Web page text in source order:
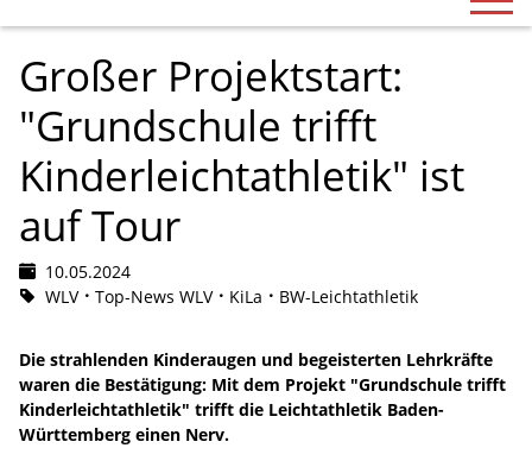
Großer Projektstart:
"Grundschule trifft
Kinderleichtathletik" ist
auf Tour
10.05.2024
WLV
Top-News WLV KiLa BW-Leichtathletik
Die strahlenden Kinderaugen und begeisterten Lehrkräfte
waren die Bestätigung: Mit dem Projekt "Grundschule trifft
Kinderleichtathletik" trifft die Leichtathletik Baden-
Württemberg einen Nerv.